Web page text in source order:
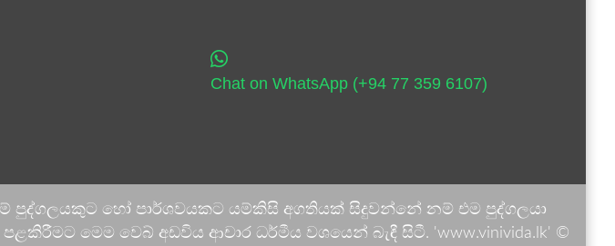
Chat on WhatsApp (+94 77 359 6107)
පුද්ගලයකුට හෝ පාර්ශවයකට යම්කිසි අගතියක් සිදුවන්නේ නම් එම පුද්ගලයා
මෙම වෙබ් අඩවිය ආචාර ධර්මීය වශයෙන් බැඳී සිටී. 'www.vinivida.lk' ©